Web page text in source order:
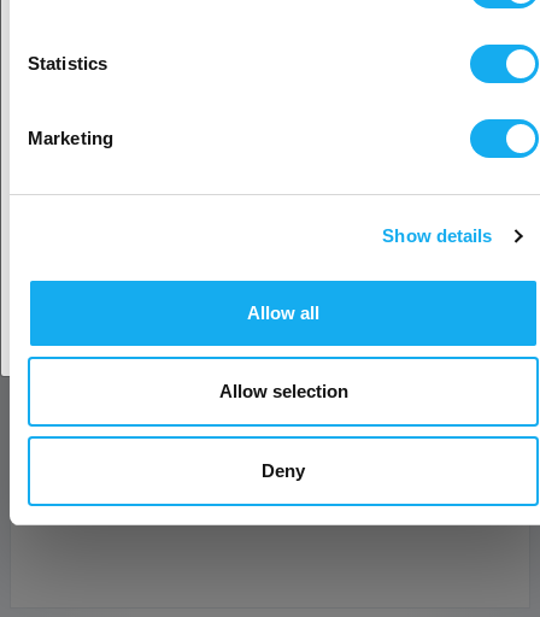
Statistics
Marketing
Show details
Allow all
Allow selection
Deny